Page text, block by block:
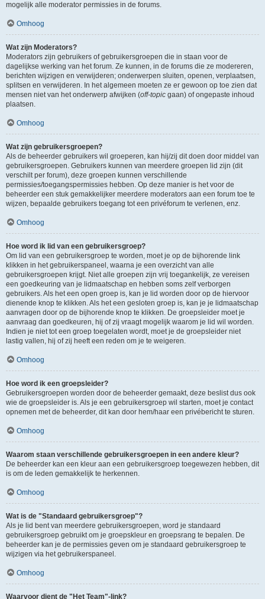
mogelijk alle moderator permissies in de forums.
Omhoog
Wat zijn Moderators?
Moderators zijn gebruikers of gebruikersgroepen die in staan voor de
dagelijkse werking van het forum. Ze kunnen, in de forums die ze modereren,
berichten wijzigen en verwijderen; onderwerpen sluiten, openen, verplaatsen,
splitsen en verwijderen. In het algemeen moeten ze er gewoon op toe zien dat
mensen niet van het onderwerp afwijken (off-topic gaan) of ongepaste inhoud
plaatsen.
Omhoog
Wat zijn gebruikersgroepen?
Als de beheerder gebruikers wil groeperen, kan hij/zij dit doen door middel van
gebruikersgroepen. Gebruikers kunnen van meerdere groepen lid zijn (dit
verschilt per forum), deze groepen kunnen verschillende
permissies/toegangspermissies hebben. Op deze manier is het voor de
beheerder een stuk gemakkelijker meerdere moderators aan een forum toe te
wijzen, bepaalde gebruikers toegang tot een privéforum te verlenen, enz.
Omhoog
Hoe word ik lid van een gebruikersgroep?
Om lid van een gebruikersgroep te worden, moet je op de bijhorende link
klikken in het gebruikerspaneel, waarna je een overzicht van alle
gebruikersgroepen krijgt. Niet alle groepen zijn vrij toegankelijk, ze vereisen
een goedkeuring van je lidmaatschap en hebben soms zelf verborgen
gebruikers. Als het een open groep is, kan je lid worden door op de hiervoor
dienende knop te klikken. Als het een gesloten groep is, kan je je lidmaatschap
aanvragen door op de bijhorende knop te klikken. De groepsleider moet je
aanvraag dan goedkeuren, hij of zij vraagt mogelijk waarom je lid wil worden.
Indien je niet tot een groep toegelaten wordt, moet je de groepsleider niet
lastig vallen, hij of zij heeft een reden om je te weigeren.
Omhoog
Hoe word ik een groepsleider?
Gebruikersgroepen worden door de beheerder gemaakt, deze beslist dus ook
wie de groepsleider is. Als je een gebruikersgroep wil starten, moet je contact
opnemen met de beheerder, dit kan door hem/haar een privébericht te sturen.
Omhoog
Waarom staan verschillende gebruikersgroepen in een andere kleur?
De beheerder kan een kleur aan een gebruikersgroep toegewezen hebben, dit
is om de leden gemakkelijk te herkennen.
Omhoog
Wat is de "Standaard gebruikersgroep"?
Als je lid bent van meerdere gebruikersgroepen, word je standaard
gebruikersgroep gebruikt om je groepskleur en groepsrang te bepalen. De
beheerder kan je de permissies geven om je standaard gebruikersgroep te
wijzigen via het gebruikerspaneel.
Omhoog
Waarvoor dient de "Het Team"-link?